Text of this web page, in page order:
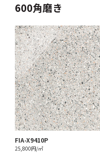
600角磨き
FIA-X9410P
25,800円/㎡